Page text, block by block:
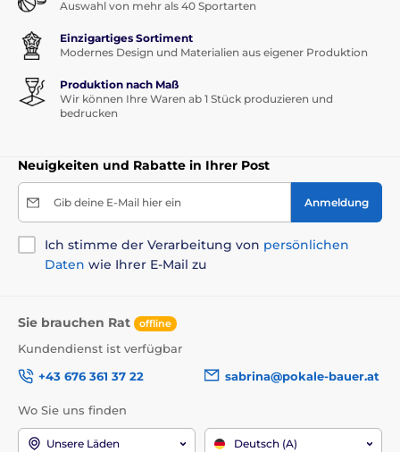
Auswahl von mehr als 40 Sportarten
Einzigartiges Sortiment
Modernes Design und Materialien aus eigener Produktion
Produktion nach Maß
Wir können Ihre Waren ab 1 Stück produzieren und
bedrucken
Neuigkeiten und Rabatte in Ihrer Post
Gib deine E-Mail hier ein Anmeldung
Ich stimme der Verarbeitung von persönlichen
Daten wie Ihrer E-Mail zu
Sie brauchen Rat offline
Kundendienst ist verfügbar
+43 676 361 37 22
sabrina@pokale-bauer.at
Wo Sie uns finden
Unsere Läden Deutsch (A)